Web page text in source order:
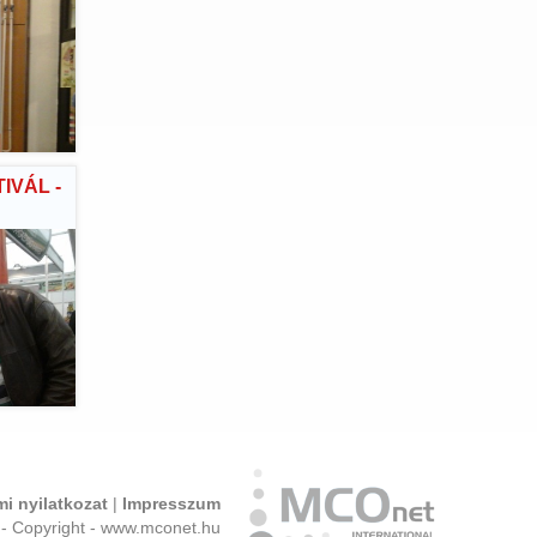
-
nyilatkozat | Impresszum
Copyright - www.mconet.hu